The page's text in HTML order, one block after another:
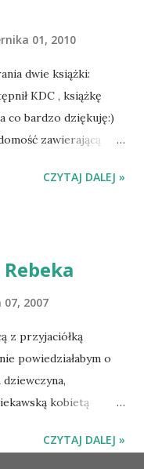
01, 2010
dwie książki:
KDC , książkę
co bardzo dziękuję:)
zawierającą
8:00. Zapraszam
CZYTAJ DALEJ »
2007
z przyjaciółką
powiedziałabym o
dziewczyna,
kobietą
Manderley,
CZYTAJ DALEJ »